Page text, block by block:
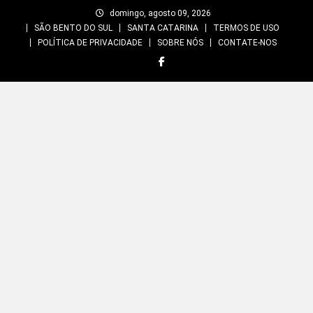
domingo, agosto 09, 2026
SÃO BENTO DO SUL
SANTA CATARINA
TERMOS DE USO
POLÍTICA DE PRIVACIDADE
SOBRE NÓS CONTATE-NOS